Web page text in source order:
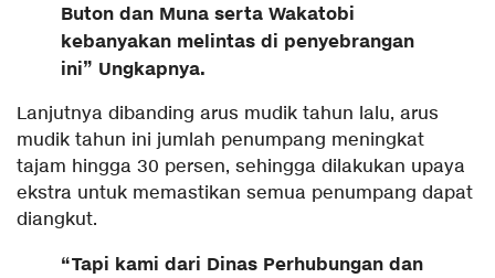
Buton dan Muna serta Wakatobi
kebanyakan melintas di penyebrangan
ini” Ungkapnya.
Lanjutnya dibanding arus mudik tahun lalu, arus
mudik tahun ini jumlah penumpang meningkat
tajam hingga 30 persen, sehingga dilakukan upaya
ekstra untuk memastikan semua penumpang dapat
diangkut.
“Tapi kami dari Dinas Perhubungan dan